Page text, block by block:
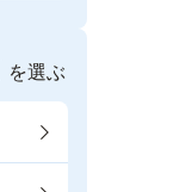
を選ぶ